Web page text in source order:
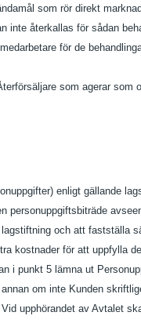
som rör direkt
inte återkallas för sådan
för de
som agerar som
enligt gällande
personuppgiftsbiträde
och att fastställa
kostnader för att uppfylla
i punkt 5 lämna ut
om inte Kunden
upphörandet av Avtalet